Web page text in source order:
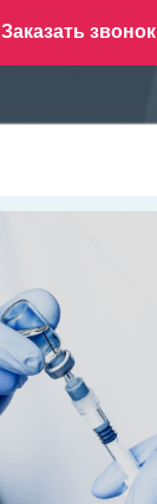
Заказать звонок